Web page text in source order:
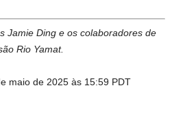
Jamie Ding e os colaboradores de
Rio Yamat.
maio de 2025 às 15:59 PDT